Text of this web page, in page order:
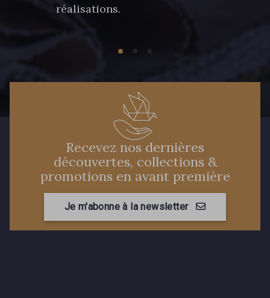
réalisations.
Recevez nos dernières
découvertes, collections &
promotions en avant première
Je m'abonne à la newsletter